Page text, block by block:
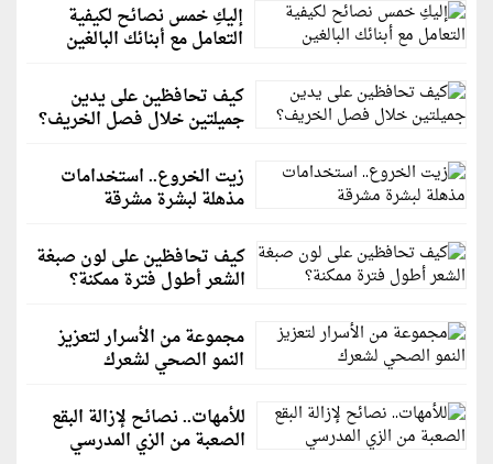
إليكِ خمس نصائح لكيفية
التعامل مع أبنائك البالغين
كيف تحافظين على يدين
جميلتين خلال فصل الخريف؟
زيت الخروع.. استخدامات
مذهلة لبشرة مشرقة
كيف تحافظين على لون صبغة
الشعر أطول فترة ممكنة؟
مجموعة من الأسرار لتعزيز
النمو الصحي لشعرك
للأمهات.. نصائح لإزالة البقع
الصعبة من الزي المدرسي